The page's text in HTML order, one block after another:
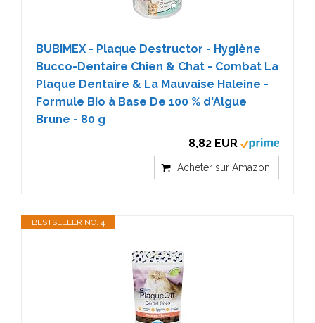
BUBIMEX - Plaque Destructor - Hygiène
Bucco-Dentaire Chien & Chat - Combat La
Plaque Dentaire & La Mauvaise Haleine -
Formule Bio à Base De 100 % d'Algue
Brune - 80 g
8,82 EUR
Acheter sur Amazon
BESTSELLER NO. 4